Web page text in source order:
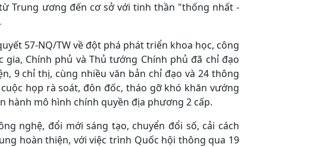
Trung ương đến cơ sở với tinh thần "thống nhất -
57-NQ/TW về đột phá phát triển khoa học, công
Chính phủ và Thủ tướng Chính phủ đã chỉ đạo
9 chỉ thị, cùng nhiều văn bản chỉ đạo và 24 thông
họp rà soát, đôn đốc, tháo gỡ khó khăn vướng
hành mô hình chính quyền địa phương 2 cấp.
nghệ, đổi mới sáng tạo, chuyển đổi số, cải cách
hoàn thiện, với việc trình Quốc hội thông qua 19